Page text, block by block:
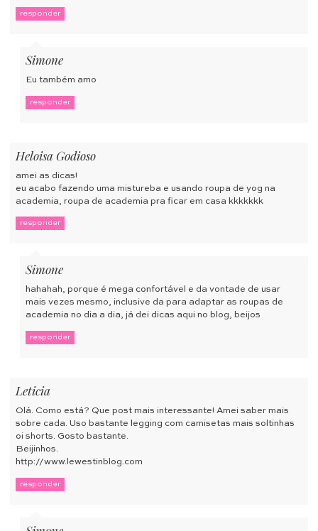
responder
Simone
Eu também amo
responder
Heloisa Godioso
amei as dicas!
eu acabo fazendo uma mistureba e usando roupa de yog na
academia, roupa de academia pra ficar em casa kkkkkkk
responder
Simone
hahahah, porque é mega confortável e da vontade de usar
mais vezes mesmo, inclusive da para adaptar as roupas de
academia no dia a dia, já dei dicas aqui no blog, beijos
responder
Leticia
Olá. Como está? Que post mais interessante! Amei saber mais
sobre cada. Uso bastante legging com camisetas mais soltinhas
oi shorts. Gosto bastante.
Beijinhos.
http://www.lewestinblog.com
responder